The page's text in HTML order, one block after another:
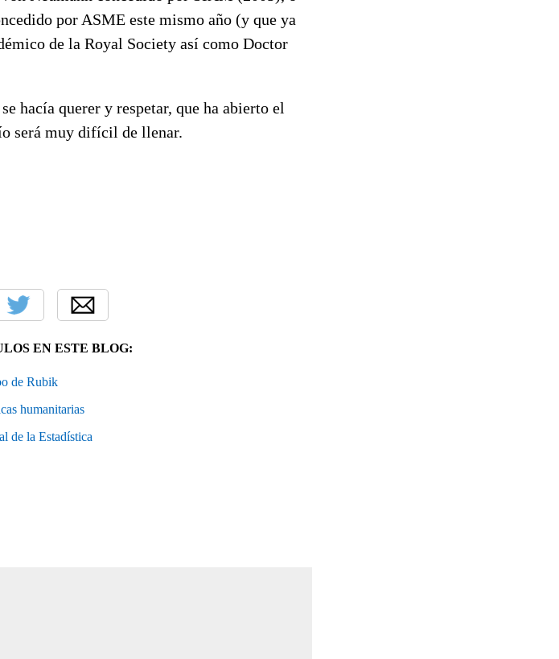
por ASME este mismo año (y que ya
de la Royal Society así como Doctor
hacía querer y respetar, que ha abierto el
será muy difícil de llenar.
EN ESTE BLOG:
de Rubik
humanitarias
de la Estadística